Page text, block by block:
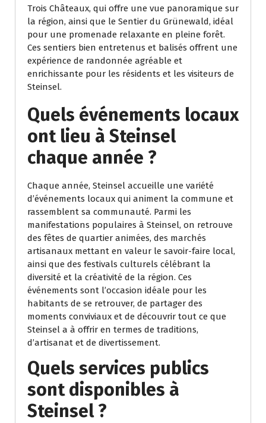
Trois Châteaux, qui offre une vue panoramique sur
la région, ainsi que le Sentier du Grünewald, idéal
pour une promenade relaxante en pleine forêt.
Ces sentiers bien entretenus et balisés offrent une
expérience de randonnée agréable et
enrichissante pour les résidents et les visiteurs de
Steinsel.
Quels événements locaux
ont lieu à Steinsel
chaque année ?
Chaque année, Steinsel accueille une variété
d’événements locaux qui animent la commune et
rassemblent sa communauté. Parmi les
manifestations populaires à Steinsel, on retrouve
des fêtes de quartier animées, des marchés
artisanaux mettant en valeur le savoir-faire local,
ainsi que des festivals culturels célébrant la
diversité et la créativité de la région. Ces
événements sont l’occasion idéale pour les
habitants de se retrouver, de partager des
moments conviviaux et de découvrir tout ce que
Steinsel a à offrir en termes de traditions,
d’artisanat et de divertissement.
Quels services publics
sont disponibles à
Steinsel ?